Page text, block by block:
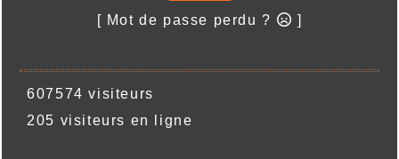
[ Mot de passe perdu ? ]
607574 visiteurs
205 visiteurs en ligne